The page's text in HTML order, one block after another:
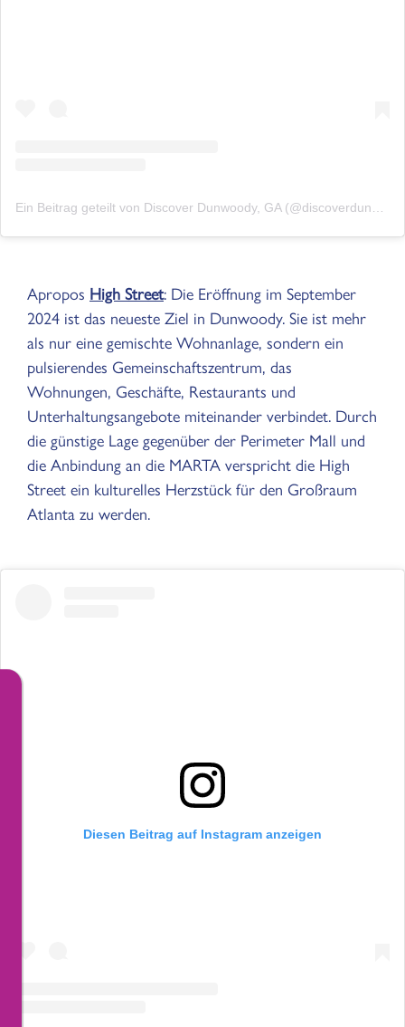
Apropos High Street: Die Eröffnung im September
2024 ist das neueste Ziel in Dunwoody. Sie ist mehr
als nur eine gemischte Wohnanlage, sondern ein
pulsierendes Gemeinschaftszentrum, das
Wohnungen, Geschäfte, Restaurants und
Unterhaltungsangebote miteinander verbindet. Durch
die günstige Lage gegenüber der Perimeter Mall und
die Anbindung an die MARTA verspricht die High
Street ein kulturelles Herzstück für den Großraum
Atlanta zu werden.
Diesen Beitrag auf Instagram anzeigen